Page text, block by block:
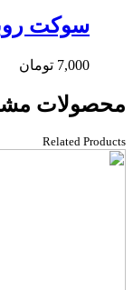
سوکت روبردی
7,000 تومان
محصولات
Related Products